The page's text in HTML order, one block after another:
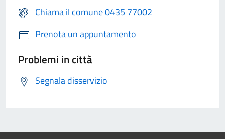
Chiama il comune 0435 77002
Prenota un appuntamento
Problemi in città
Segnala disservizio